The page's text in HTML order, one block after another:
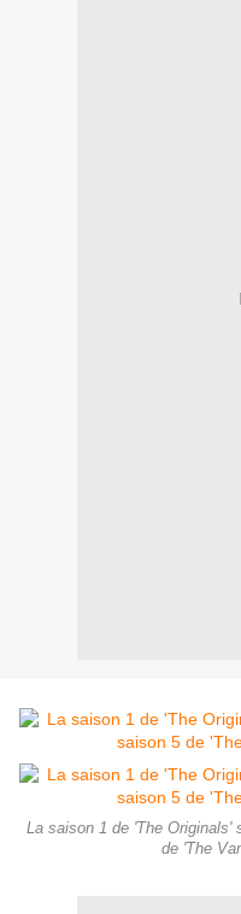
La saison 1 de 'The Originals'
de 'The